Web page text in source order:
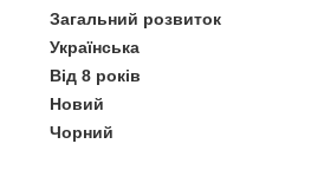
Загальний розвиток
Українська
Від 8 років
Новий
Чорний